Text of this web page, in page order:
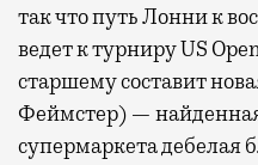
так что путь Лонни к
ведет к турниру US
старшему составит
Феймстер) —
супермаркета дебелая